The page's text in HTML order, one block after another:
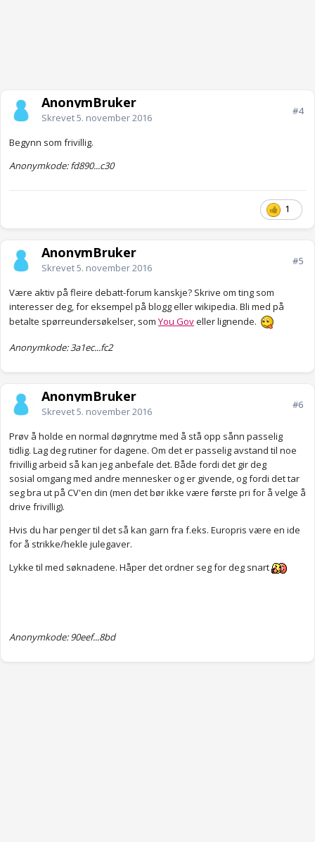
AnonymBruker
Skrevet5. november 2016
#4
Begynn som frivillig.
Anonymkode: fd890...c30
1
AnonymBruker
Skrevet5. november 2016
#5
Være aktiv på fleire debatt-forum kanskje? Skrive om ting som
interesser deg, for eksempel på blogg eller wikipedia. Bli med på
betalte spørreundersøkelser, som You Goveller lignende.
Anonymkode: 3a1ec...fc2
AnonymBruker
Skrevet5. november 2016
#6
Prøv å holde en normal døgnrytme med å stå opp sånn passelig
tidlig. Lag deg rutiner for dagene. Om det er passelig avstand til noe
frivillig arbeid så kan jeg anbefale det. Både fordi det gir deg
sosial omgang med andre mennesker og er givende, og fordi det tar
seg bra ut på CV'en din (men det bør ikke være første pri for å velge å
drive frivillig).
Hvis du har penger til det så kan garn fra f.eks. Europris være en ide
for å strikke/hekle julegaver.
Lykke til med søknadene. Håper det ordner seg for deg snart
Anonymkode: 90eef...8bd